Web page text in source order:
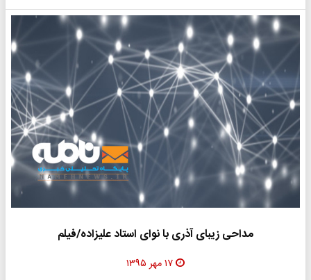
مداحی زیبای آذری با نوای استاد علیزاده/فیلم
۱۷ مهر ۱۳۹۵